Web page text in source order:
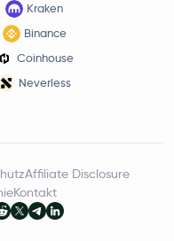
Kraken
Binance
Coinhouse
Neverless
Affiliate Disclosure
Kontakt